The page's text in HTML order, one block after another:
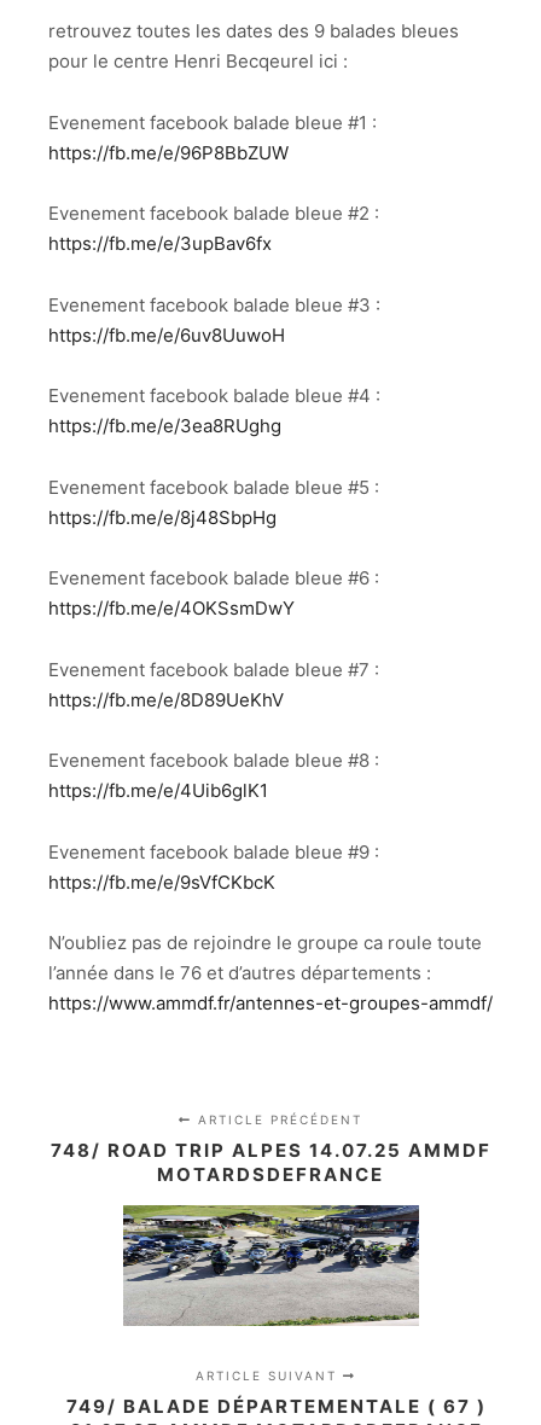
retrouvez toutes les dates des 9 balades bleues
pour le centre Henri Becqeurel ici :
Evenement facebook balade bleue #1 :
https://fb.me/e/96P8BbZUW
Evenement facebook balade bleue #2 :
https://fb.me/e/3upBav6fx
Evenement facebook balade bleue #3 :
https://fb.me/e/6uv8UuwoH
Evenement facebook balade bleue #4 :
https://fb.me/e/3ea8RUghg
Evenement facebook balade bleue #5 :
https://fb.me/e/8j48SbpHg
Evenement facebook balade bleue #6 :
https://fb.me/e/4OKSsmDwY
Evenement facebook balade bleue #7 :
https://fb.me/e/8D89UeKhV
Evenement facebook balade bleue #8 :
https://fb.me/e/4Uib6glK1
Evenement facebook balade bleue #9 :
https://fb.me/e/9sVfCKbcK
N’oubliez pas de rejoindre le groupe ca roule toute
l’année dans le 76 et d’autres départements :
https://www.ammdf.fr/antennes-et-groupes-ammdf/
ARTICLE PRÉCÉDENT
748/ ROAD TRIP ALPES 14.07.25 AMMDF
MOTARDSDEFRANCE
ARTICLE SUIVANT
749/ BALADE DÉPARTEMENTALE ( 67 )